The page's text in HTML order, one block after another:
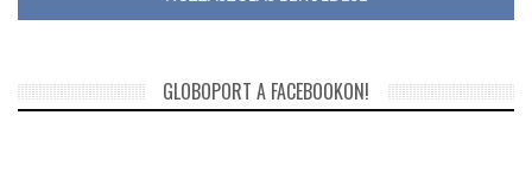
GLOBOPORT A FACEBOOKON!